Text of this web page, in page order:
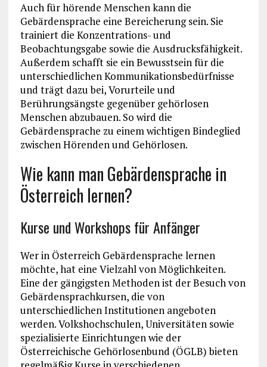
Auch für hörende Menschen kann die
Gebärdensprache eine Bereicherung sein. Sie
trainiert die Konzentrations- und
Beobachtungsgabe sowie die Ausdrucksfähigkeit.
Außerdem schafft sie ein Bewusstsein für die
unterschiedlichen Kommunikationsbedürfnisse
und trägt dazu bei, Vorurteile und
Berührungsängste gegenüber gehörlosen
Menschen abzubauen. So wird die
Gebärdensprache zu einem wichtigen Bindeglied
zwischen Hörenden und Gehörlosen.
Wie kann man Gebärdensprache in
Österreich lernen?
Kurse und Workshops für Anfänger
Wer in Österreich Gebärdensprache lernen
möchte, hat eine Vielzahl von Möglichkeiten.
Eine der gängigsten Methoden ist der Besuch von
Gebärdensprachkursen, die von
unterschiedlichen Institutionen angeboten
werden. Volkshochschulen, Universitäten sowie
spezialisierte Einrichtungen wie der
Österreichische Gehörlosenbund (ÖGLB) bieten